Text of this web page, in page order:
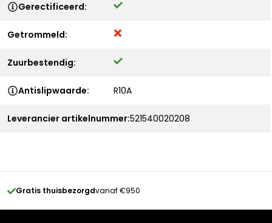
Gerectificeerd:
Getrommeld:
Zuurbestendig:
Antislipwaarde: R10A
Leverancier artikelnummer:521540020208
Gratis thuisbezorgdvanaf €950